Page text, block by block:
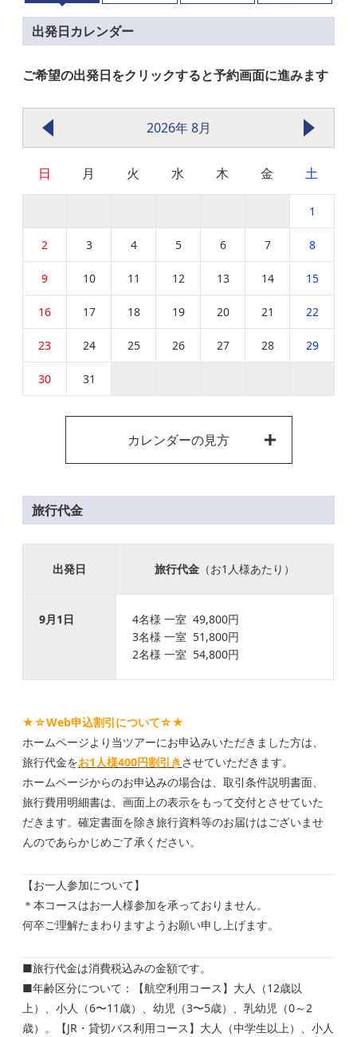
出発日カレンダー
ご希望の出発日をクリックすると予約画面に進みます
2026年 8月
日 月 火 水 木 金 土
1
2 3 4 5 6 7 8
9 10 11 12 13 14 15
16 17 18 19 20 21 22
23 24 25 26 27 28 29
30 31
カレンダーの見方
旅行代金
出発日 旅行代金 （お1人様あたり）
9月1日
4名様 一室 49,800円
3名様 一室 51,800円
2名様 一室 54,800円
★☆Web申込割引について☆★
ホームページより当ツアーにお申込みいただきました方は、
旅行代金をお1人様400円割引きさせていただきます。
ホームページからのお申込みの場合は、取引条件説明書面、
旅行費用明細書は、画面上の表示をもって交付とさせていた
だきます。確定書面を除き旅行資料等のお届けはございませ
んのであらかじめご了承ください。
【お一人参加について】
＊本コースはお一人様参加を承っておりません。
何卒ご理解たまわりますようお願い申し上げます。
■旅行代金は消費税込みの金額です。
■年齢区分について：【航空利用コース】大人（12歳以
上）、小人（6〜11歳）、幼児（3〜5歳）、乳幼児（0～2
歳）。【JR・貸切バス利用コース】大人（中学生以上）、小人